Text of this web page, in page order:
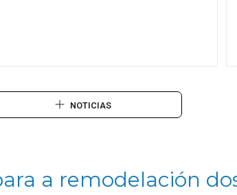
NOTICIAS
a remodelación